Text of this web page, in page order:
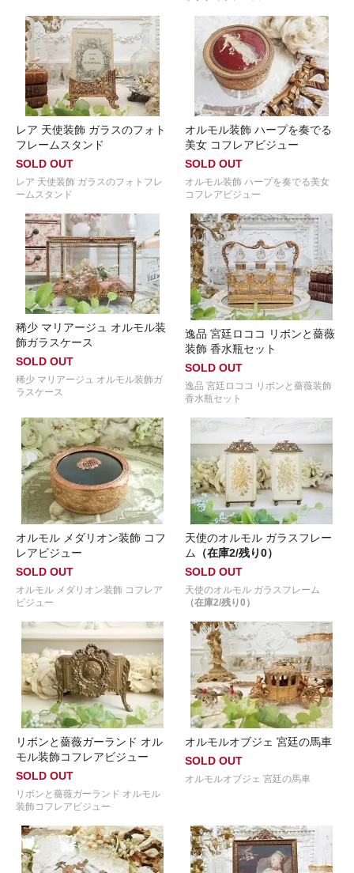
レア 天使装飾 ガラスのフォト
フレームスタンド
SOLD OUT
レア 天使装飾 ガラスのフォトフレ
ームスタンド
オルモル装飾 ハープを奏でる
美女 コフレアビジュー
SOLD OUT
オルモル装飾 ハープを奏でる美女
コフレアビジュー
稀少 マリアージュ オルモル装
飾ガラスケース
SOLD OUT
稀少 マリアージュ オルモル装飾ガ
ラスケース
逸品 宮廷ロココ リボンと薔薇
装飾 香水瓶セット
SOLD OUT
逸品 宮廷ロココ リボンと薔薇装飾
香水瓶セット
オルモル メダリオン装飾 コフ
レアビジュー
SOLD OUT
オルモル メダリオン装飾 コフレア
ビジュー
天使のオルモル ガラスフレー
ム
（在庫2/残り0）
SOLD OUT
天使のオルモル ガラスフレーム
（在庫2/残り0）
リボンと薔薇ガーランド オル
モル装飾コフレアビジュー
SOLD OUT
リボンと薔薇ガーランド オルモル
装飾コフレアビジュー
オルモルオブジェ 宮廷の馬車
SOLD OUT
オルモルオブジェ 宮廷の馬車